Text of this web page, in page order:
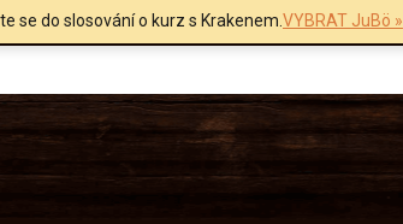
se do slosování o kurz s Krakenem.VYBRAT JuBö »